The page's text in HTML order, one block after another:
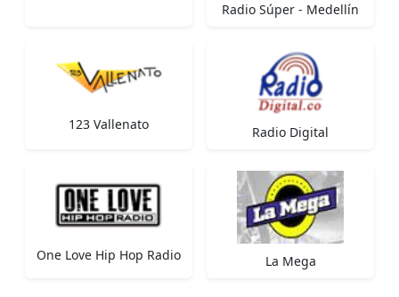
Radio Súper - Medellín
123 Vallenato Radio Digital
One Love Hip Hop Radio La Mega